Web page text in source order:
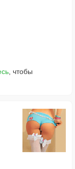
, чтобы